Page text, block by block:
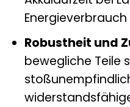
Robustheit und
bewegliche Teile